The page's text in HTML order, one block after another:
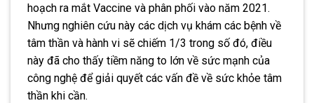
hoạch ra mắt Vaccine và phân phối vào năm 2021.
Nhưng nghiên cứu này các dịch vụ khám các bệnh về
tâm thần và hành vi sẽ chiếm 1/3 trong số đó, điều
này đã cho thấy tiềm năng to lớn về sức mạnh của
công nghệ để giải quyết các vấn đề về sức khỏe tâm
thần khi cần.